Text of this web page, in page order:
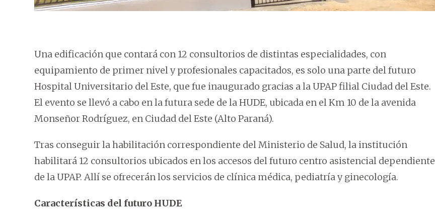
Una edificación que contará con 12 consultorios de distintas especialidades, con
equipamiento de primer nivel y profesionales capacitados, es solo una parte del futuro
Hospital Universitario del Este, que fue inaugurado gracias a la UPAP filial Ciudad del Este.
El evento se llevó a cabo en la futura sede de la HUDE, ubicada en el Km 10 de la avenida
Monseñor Rodríguez, en Ciudad del Este (Alto Paraná).
Tras conseguir la habilitación correspondiente del Ministerio de Salud, la institución
habilitará 12 consultorios ubicados en los accesos del futuro centro asistencial dependiente
de la UPAP. Allí se ofrecerán los servicios de clínica médica, pediatría y ginecología.
Características del futuro HUDE